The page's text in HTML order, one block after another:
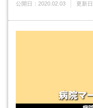
公開日： 2020.02.03 更新日